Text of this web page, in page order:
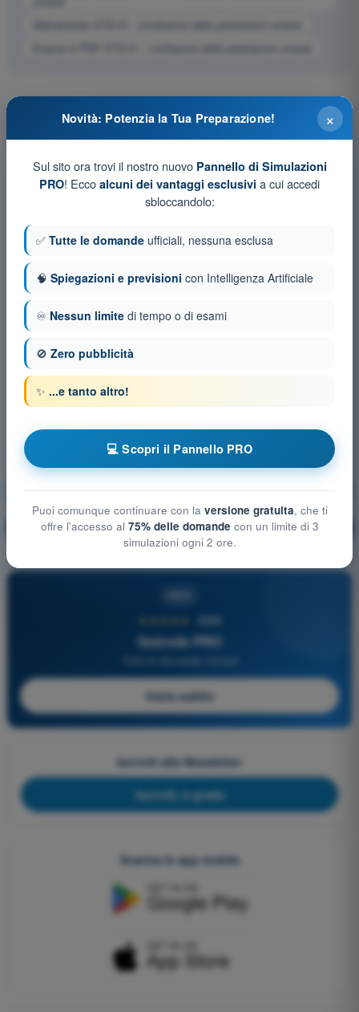
Allenamento STS-01 - Limitazioni delle prestazioni umane
Esame in PDF STS-01 - Limitazioni delle prestazioni umane
Limitazioni delle prestazioni umane
Allenamento! 🔒 PRO Spiegazione domanda
4,6/5
Quizvds PRO
Inizia subito
Iscriviti alla Newsletter
Iscriviti, è gratis
Scarica le app mobile
×
Novità: Potenzia la Tua Preparazione!
Sul sito ora trovi il nostro nuovo Pannello di Simulazioni
PRO! Ecco alcuni dei vantaggi esclusivi a cui accedi
sbloccandolo:
✅ Tutte le domande ufficiali, nessuna esclusa
🧠 Spiegazioni e previsioni con Intelligenza Artificiale
♾️ Nessun limite di tempo o di esami
🚫 Zero pubblicità
✨ ...e tanto altro!
💻 Scopri il Pannello PRO
Puoi comunque continuare con la versione gratuita, che ti
offre l'accesso al 75% delle domande con un limite di 3
simulazioni ogni 2 ore.